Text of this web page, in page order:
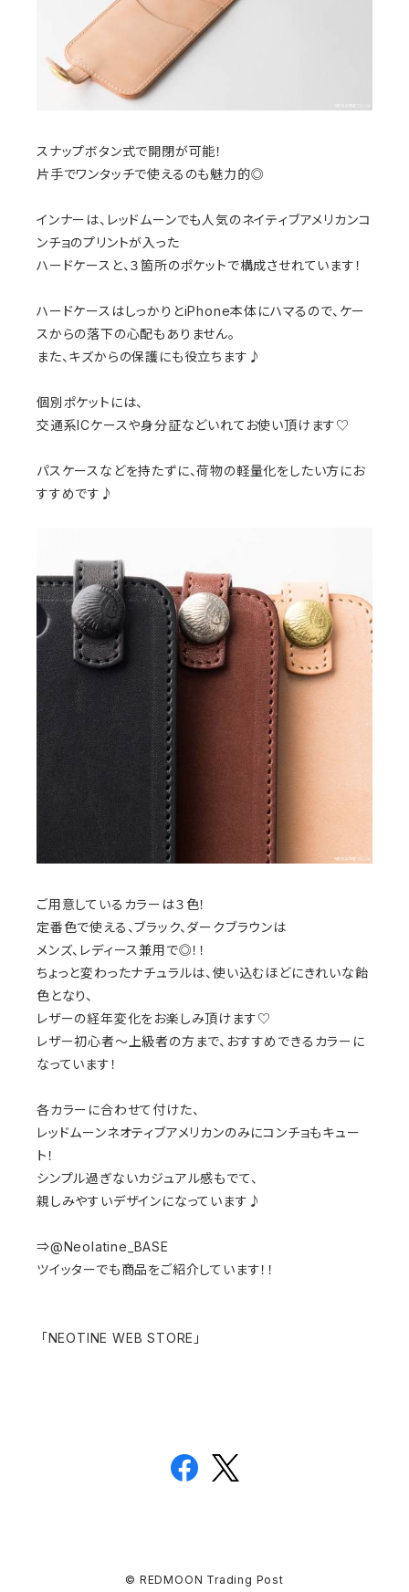
スナップボタン式で開閉が可能！
片手でワンタッチで使えるのも魅力的◎
インナーは、レッドムーンでも人気のネイティブアメリカンコ
ンチョのプリントが入った
ハードケースと、３箇所のポケットで構成させれています！
ハードケースはしっかりとiPhone本体にハマるので、ケー
スからの落下の心配もありません。
また、キズからの保護にも役立ちます♪
個別ポケットには、
交通系ICケースや身分証などいれてお使い頂けます♡
パスケースなどを持たずに、荷物の軽量化をしたい方にお
すすめです♪
ご用意しているカラーは３色！
定番色で使える、ブラック、ダークブラウンは
メンズ、レディース兼用で◎！！
ちょっと変わったナチュラルは、使い込むほどにきれいな飴
色となり、
レザーの経年変化をお楽しみ頂けます♡
レザー初心者〜上級者の方まで、おすすめできるカラーに
なっています！
各カラーに合わせて付けた、
レッドムーンネオティブアメリカンのみにコンチョもキュー
ト！
シンプル過ぎないカジュアル感もでて、
親しみやすいデザインになっています♪
⇒@Neolatine_BASE
ツイッターでも商品をご紹介しています！！
「NEOTINE WEB STORE」
© REDMOON Trading Post